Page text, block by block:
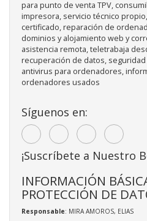
para punto de venta TPV,
impresora, servicio técnico
certificado, reparación de
dominios y alojamiento web y
asistencia remota, teletrabaja
recuperación de datos,
antivirus para ordenadores,
ordenadores usados
Síguenos en:
¡Suscríbete a Nuestro
INFORMACIÓN
PROTECCIÓN DE
Responsable: MIRA AMOROS, ELIAS